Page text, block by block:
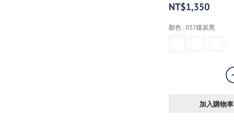
NT$1,350
顏色 : 037煤炭黑
加入購物車